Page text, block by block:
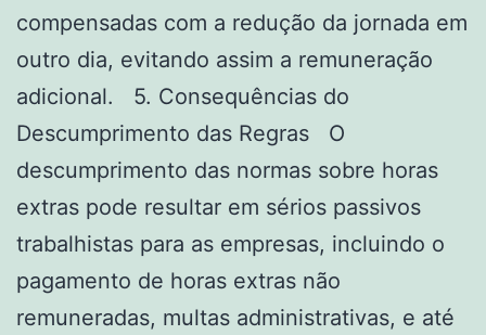
compensadas com a redução da jornada em
outro dia, evitando assim a remuneração
adicional. 5. Consequências do
Descumprimento das Regras O
descumprimento das normas sobre horas
extras pode resultar em sérios passivos
trabalhistas para as empresas, incluindo o
pagamento de horas extras não
remuneradas, multas administrativas, e até